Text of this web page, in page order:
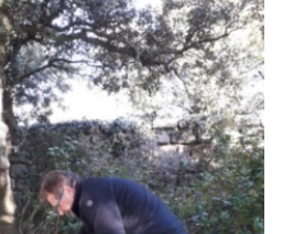
de Calès
de Calès